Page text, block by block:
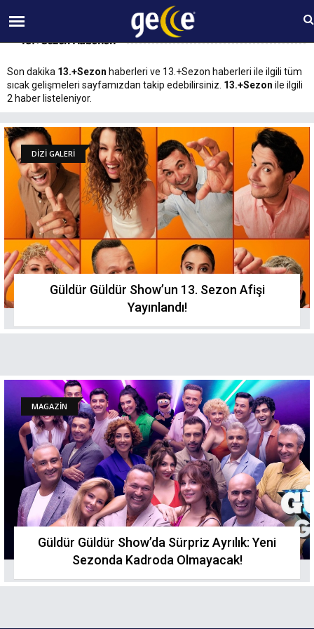
09 AĞUSTOS Pazar 07:12
13.+Sezon Haberleri
Son dakika 13.+Sezon haberleri ve 13.+Sezon haberleri ile ilgili tüm
sıcak gelişmeleri sayfamızdan takip edebilirsiniz. 13.+Sezon ile ilgili
2 haber listeleniyor.
DİZİ GALERİ
Güldür Güldür Show’un 13. Sezon Afişi
Yayınlandı!
MAGAZİN
Güldür Güldür Show’da Sürpriz Ayrılık: Yeni
Sezonda Kadroda Olmayacak!